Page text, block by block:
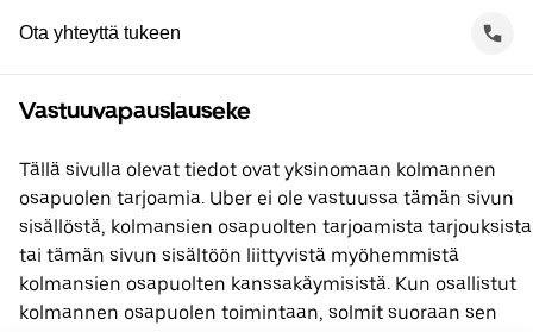
Ota yhteyttä tukeen
Vastuuvapauslauseke
Tällä sivulla olevat tiedot ovat yksinomaan kolmannen
osapuolen tarjoamia. Uber ei ole vastuussa tämän sivun
sisällöstä, kolmansien osapuolten tarjoamista tarjouksista
tai tämän sivun sisältöön liittyvistä myöhemmistä
kolmansien osapuolten kanssakäymisistä. Kun osallistut
kolmannen osapuolen toimintaan, solmit suoraan sen